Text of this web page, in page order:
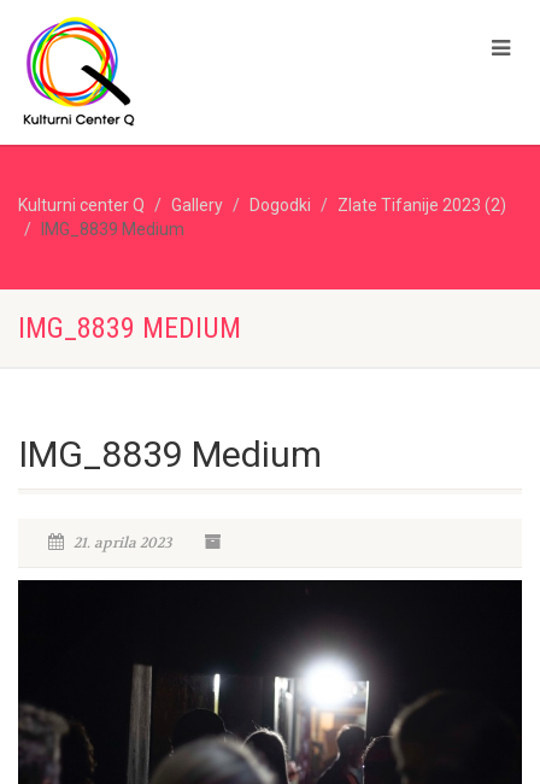
Kulturni center Q Gallery Dogodki
Zlate Tifanije 2023 (2)
IMG_8839 Medium
IMG_8839 MEDIUM
IMG_8839 Medium
21. aprila 2023